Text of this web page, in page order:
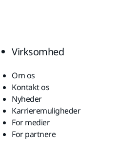
Virksomhed
Om os
Kontakt os
Nyheder
Karrieremuligheder
For medier
For partnere